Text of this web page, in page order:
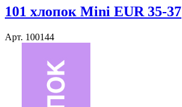
101 хлопок Mini EUR 35-37
Арт. 100144